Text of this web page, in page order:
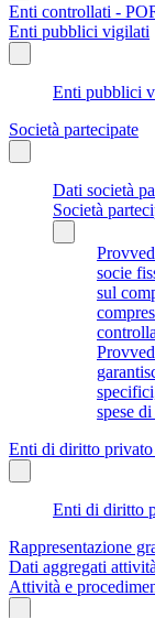
Enti controllati -
Enti pubblici vigilati
Enti pubblici
Società partecipate
Dati società
Società
socie
sul
spese
Enti di diritto
Enti di diritto
Rappresentazione
Dati aggregati
Attività e